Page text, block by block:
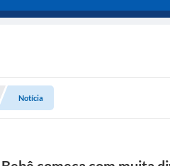
Notícia